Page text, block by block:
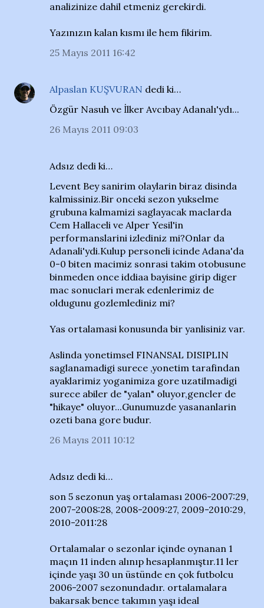
analizinize dahil etmeniz gerekirdi.
Yazınızın kalan kısmı ile hem fikirim.
25 Mayıs 2011 16:42
Alpaslan KUŞVURAN dedi ki…
Özgür Nasuh ve İlker Avcıbay Adanalı'ydı...
26 Mayıs 2011 09:03
Adsız dedi ki…
Levent Bey sanirim olaylarin biraz disinda
kalmissiniz.Bir onceki sezon yukselme
grubuna kalmamizi saglayacak maclarda
Cem Hallaceli ve Alper Yesil'in
performanslarini izlediniz mi?Onlar da
Adanali'ydi.Kulup personeli icinde Adana'da
0-0 biten macimiz sonrasi takim otobusune
binmeden once iddiaa bayisine girip diger
mac sonuclari merak edenlerimiz de
oldugunu gozlemlediniz mi?
Yas ortalamasi konusunda bir yanlisiniz var.
Aslinda yonetimsel FINANSAL DISIPLIN
saglanamadigi surece ,yonetim tarafindan
ayaklarimiz yoganimiza gore uzatilmadigi
surece abiler de "yalan" oluyor,gencler de
"hikaye" oluyor...Gunumuzde yasananlarin
ozeti bana gore budur.
26 Mayıs 2011 10:12
Adsız dedi ki…
son 5 sezonun yaş ortalaması 2006-2007:29,
2007-2008:28, 2008-2009:27, 2009-2010:29,
2010-2011:28
Ortalamalar o sezonlar içinde oynanan 1
maçın 11 inden alınıp hesaplanmıştır.11 ler
içinde yaşı 30 un üstünde en çok futbolcu
2006-2007 sezonundadır. ortalamalara
bakarsak bence takımın yaşı ideal